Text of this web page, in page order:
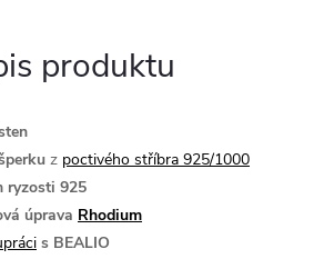
produktu
z poctivého stříbra 925/1000
ryzosti 925
úprava Rhodium
s BEALIO